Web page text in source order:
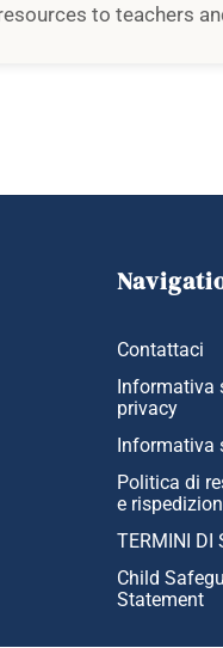
to teachers
Contattaci
Informativa
privacy
Informativa
Politica di
e
TERMINI DI
Child
Statement